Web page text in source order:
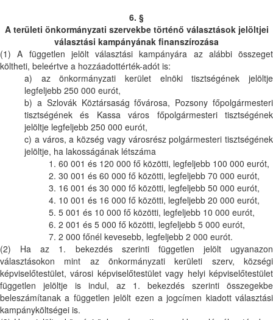
6. §
A területi önkormányzati szervekbe történő választások jelöltjei
választási kampányának finanszírozása
(1) A független jelölt választási kampányára az alábbi összeget
költheti, beleértve a hozzáadottérték-adót is:
a) az önkormányzati kerület elnöki tisztségének jelöltje
legfeljebb 250 000 eurót,
b) a Szlovák Köztársaság fővárosa, Pozsony főpolgármesteri
tisztségének és Kassa város főpolgármesteri tisztségének
jelöltje legfeljebb 250 000 eurót,
c) a város, a község vagy városrész polgármesteri tisztségének
jelöltje, ha lakosságának létszáma
1. 60 001 és 120 000 fő közötti, legfeljebb 100 000 eurót,
2. 30 001 és 60 000 fő közötti, legfeljebb 70 000 eurót,
3. 16 001 és 30 000 fő közötti, legfeljebb 50 000 eurót,
4. 10 001 és 16 000 fő közötti, legfeljebb 20 000 eurót,
5. 5 001 és 10 000 fő közötti, legfeljebb 10 000 eurót,
6. 2 001 és 5 000 fő közötti, legfeljebb 5 000 eurót,
7. 2 000 főnél kevesebb, legfeljebb 2 000 eurót.
(2) Ha az 1. bekezdés szerinti független jelölt ugyanazon
választásokon mint az önkormányzati kerületi szerv, községi
képviselőtestület, városi képviselőtestület vagy helyi képviselőtestület
független jelöltje is indul, az 1. bekezdés szerinti összegekbe
beleszámítanak a független jelölt ezen a jogcímen kiadott választási
kampányköltségei is.